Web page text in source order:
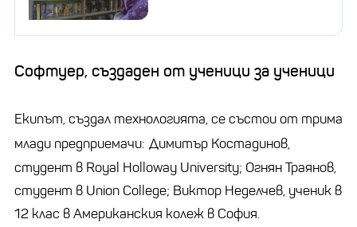
Софтуер, създаден от ученици за ученици
Екипът, създал технологията, се състои от трима
млади предприемачи: Димитър Костадинов,
студент в Royal Holloway University; Огнян Траянов,
студент в Union College; Виктор Неделчев, ученик в
12 клас в Американския колеж в София.